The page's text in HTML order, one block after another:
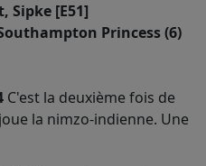
Sipke [E51]
Princess (6)
C'est la deuxième fois de
la nimzo-indienne. Une